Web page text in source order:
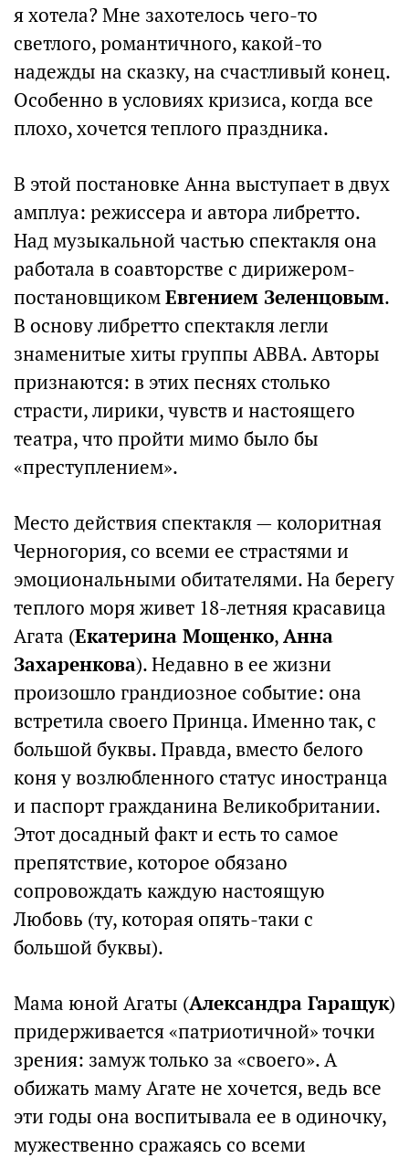
я хотела? Мне захотелось чего-то
светлого, романтичного, какой-то
надежды на сказку, на счастливый конец.
Особенно в условиях кризиса, когда все
плохо, хочется теплого праздника.
В этой постановке Анна выступает в двух
амплуа: режиссера и автора либретто.
Над музыкальной частью спектакля она
работала в соавторстве с дирижером-
постановщикомЕвгением Зеленцовым.
В основу либретто спектакля легли
знаменитые хиты группы ABBA. Авторы
признаются: в этих песнях столько
страсти, лирики, чувств и настоящего
театра, что пройти мимо было бы
«преступлением».
Место действия спектакля — колоритная
Черногория, со всеми ее страстями и
эмоциональными обитателями. На берегу
теплого моря живет 18-летняя красавица
Агата (Екатерина Мощенко,Анна
Захаренкова). Недавно в ее жизни
произошло грандиозное событие: она
встретила своего Принца. Именно так, с
большой буквы. Правда, вместо белого
коня у возлюбленного статус иностранца
и паспорт гражданина Великобритании.
Этот досадный факт и есть то самое
препятствие, которое обязано
сопровождать каждую настоящую
Любовь (ту, которая опять-таки с
большой буквы).
Мама юной Агаты (Александра Гаращук)
придерживается «патриотичной» точки
зрения: замуж только за «своего». А
обижать маму Агате не хочется, ведь все
эти годы она воспитывала ее в одиночку,
мужественно сражаясь со всеми